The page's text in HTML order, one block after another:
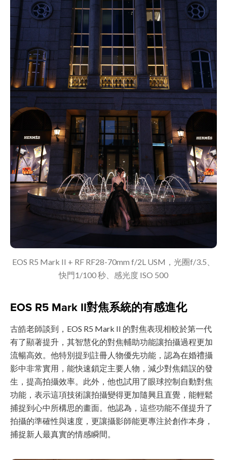
EOS R5 Mark II + RF RF28-70mm f/2L USM，光圈f/3.5、
快門1/100 秒、感光度 ISO 500
EOS R5 Mark II對焦系統的有感進化
古皓老師談到，EOS R5 Mark II 的對焦表現相較於第一代
有了顯著提升，其智慧化的對焦輔助功能讓拍攝過程更加
流暢高效。他特別提到註冊人物優先功能，認為在婚禮攝
影中非常實用，能快速鎖定主要人物，減少對焦錯誤的發
生，提高拍攝效率。此外，他也試用了眼球控制自動對焦
功能，表示這項技術讓拍攝變得更加隨興且直覺，能輕鬆
捕捉到心中所構思的畫面。他認為，這些功能不僅提升了
拍攝的準確性與速度，更讓攝影師能更專注於創作本身，
捕捉新人最真實的情感瞬間。